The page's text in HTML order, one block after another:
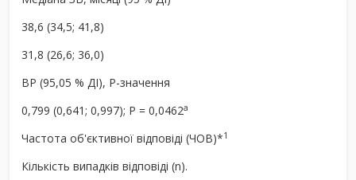
38,6 (34,5; 41,8)
31,8 (26,6; 36,0)
ВР (95,05 % ДІ), P-значення
0,799 (0,641; 0,997); P = 0,0462a
Частота об'єктивної відповіді (ЧОВ)*1
Кількість випадків відповіді (n).